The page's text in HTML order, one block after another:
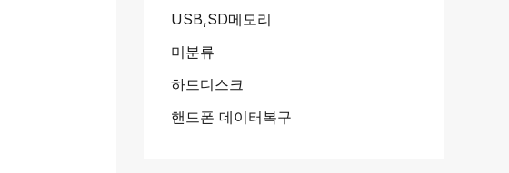
USB,SD메모리
미분류
하드디스크
핸드폰 데이터복구